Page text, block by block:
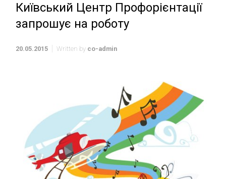
Київський Центр Профорієнтації
запрошує на роботу
20.05.2015 Written by co-admin